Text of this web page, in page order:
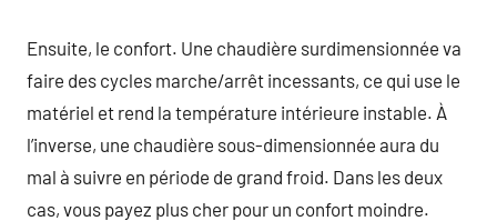
Ensuite, le confort. Une chaudière surdimensionnée va
faire des cycles marche/arrêt incessants, ce qui use le
matériel et rend la température intérieure instable. À
l’inverse, une chaudière sous-dimensionnée aura du
mal à suivre en période de grand froid. Dans les deux
cas, vous payez plus cher pour un confort moindre.